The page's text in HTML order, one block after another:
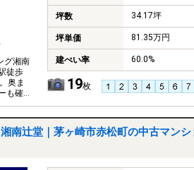
グ湘南
徒歩
奥ま
も確
坪数 34.17坪
坪単価 81.35万円
建ぺい率 60.0%
19枚
南辻堂｜茅ヶ崎市赤松町の中古マンシ